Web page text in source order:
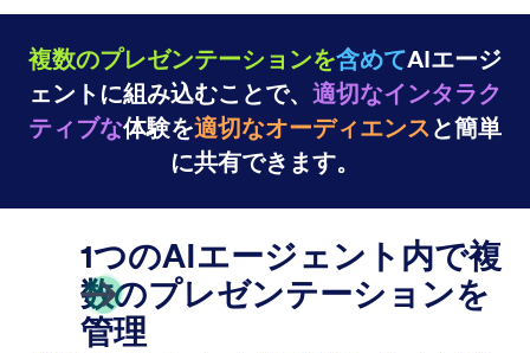
PDFとPPTXをアップロード
既存のスライドですぐに始められるよう、PDFや
PPTXファイルをアップロードしてください。